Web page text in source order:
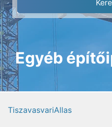
Egyéb
TiszavasvariAllas